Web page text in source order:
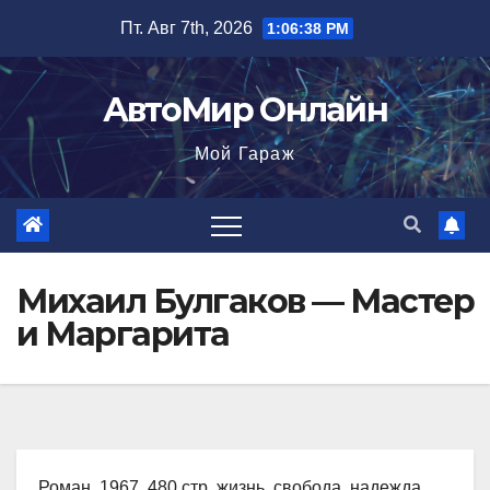
содержимому
Пт. Авг 7th, 2026 1:06:39 PM
АвтоМир Онлайн
Мой Гараж
Михаил Булгаков — Мастер
и Маргарита